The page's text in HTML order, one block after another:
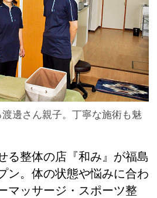
邊さん親子。丁寧な施術も魅
る整体の店『和み』が福島
ン。体の状態や悩みに合わ
マッサージ・スポーツ整